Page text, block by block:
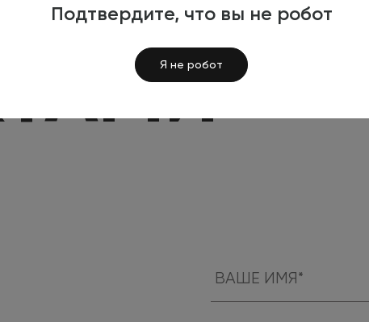
Подтвердите, что вы не робот
Я не робот